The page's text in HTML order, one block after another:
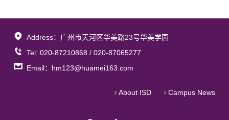
目并行。 Q：开班要求，学
习形式？ A：一个班人数是
项目式学习课时）。学习形
式是CANVAS平台远程学
请条件？奖学金申请条件？
高三的学生（非中国籍）。
线上入学测试，符合中国的
学。品学兼优的可以申请全
额奖学金和部分奖学金。
Address：广州市天河区华美路23号华美学园
Tel: 020-87210868 / 020-87065277
Email：hm123@huamei163.com
About ISD Campus News